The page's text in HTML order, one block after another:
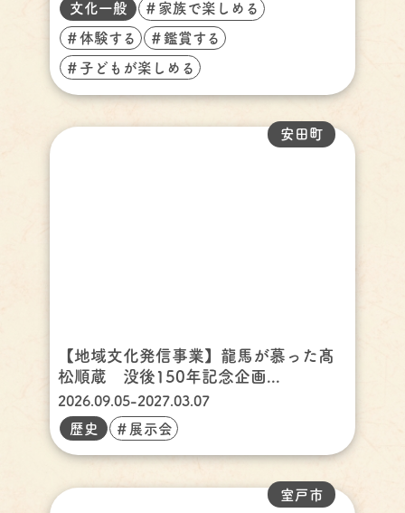
文化一般
＃家族で楽しめる
＃体験する ＃鑑賞する
＃子どもが楽しめる
【地域文化発信事業】龍馬が慕った髙
松順蔵 没後150年記念企画...
安田町
2026.09.05-2027.03.07
歴史
＃展示会
室戸市